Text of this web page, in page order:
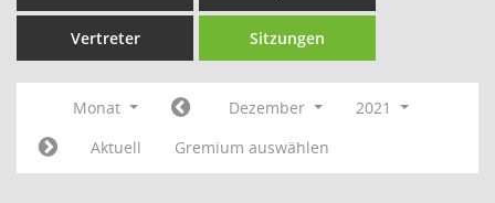
Vertreter Sitzungen
Monat Dezember
2021
Aktuell
Gremium auswählen